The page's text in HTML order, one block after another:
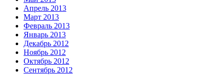
Апрель 2013
Март 2013
Февраль 2013
Январь 2013
Декабрь 2012
Ноябрь 2012
Октябрь 2012
Сентябрь 2012